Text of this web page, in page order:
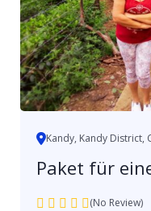
Kandy, Kandy District,
Paket für
(No Review)